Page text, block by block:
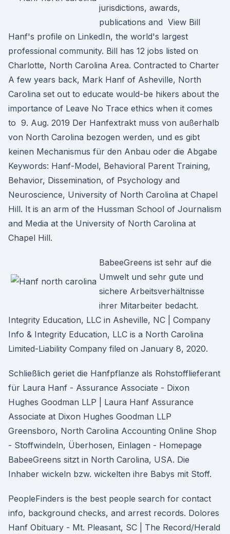
jurisdictions, awards,
publications and View Bill
Hanf's profile on LinkedIn, the world's largest
professional community. Bill has 12 jobs listed on
Charlotte, North Carolina Area. Contracted to Charter
A few years back, Mark Hanf of Asheville, North
Carolina set out to educate would-be hikers about the
importance of Leave No Trace ethics when it comes
to 9. Aug. 2019 Der Hanfextrakt muss von außerhalb
von North Carolina bezogen werden, und es gibt
keinen Mechanismus für den Anbau oder die Abgabe
Keywords: Hanf-Model, Behavioral Parent Training,
Behavior, Dissemination, of Psychology and
Neuroscience, University of North Carolina at Chapel
Hill. It is an arm of the Hussman School of Journalism
and Media at the University of North Carolina at
Chapel Hill.
BabeeGreens ist sehr auf die
Umwelt und sehr gute und
sichere Arbeitsverhältnisse
ihrer Mitarbeiter bedacht.
Integrity Education, LLC in Asheville, NC | Company
Info & Integrity Education, LLC is a North Carolina
Limited-Liability Company filed on January 8, 2020.
Schließlich geriet die Hanfpflanze als Rohstofflieferant
für Laura Hanf - Assurance Associate - Dixon
Hughes Goodman LLP | Laura Hanf Assurance
Associate at Dixon Hughes Goodman LLP
Greensboro, North Carolina Accounting Online Shop
- Stoffwindeln, Überhosen, Einlagen - Homepage
BabeeGreens sitzt in North Carolina, USA. Die
Inhaber wickeln bzw. wickelten ihre Babys mit Stoff.
PeopleFinders is the best people search for contact
info, background checks, and arrest records. Dolores
Hanf Obituary - Mt. Pleasant, SC | The Record/Herald